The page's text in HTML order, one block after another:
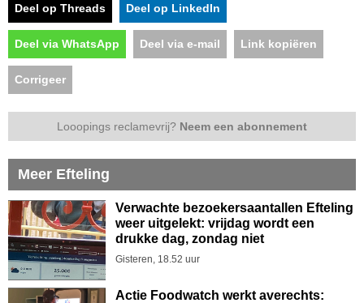
Deel op Threads Deel op LinkedIn
Deel via WhatsApp Deel via e-mail Link kopiëren
Corrigeer
Looopings reclamevrij? Neem een abonnement
Meer Efteling
Verwachte bezoekersaantallen Efteling
weer uitgelekt: vrijdag wordt een
drukke dag, zondag niet
Gisteren, 18.52 uur
Actie Foodwatch werkt averechts: